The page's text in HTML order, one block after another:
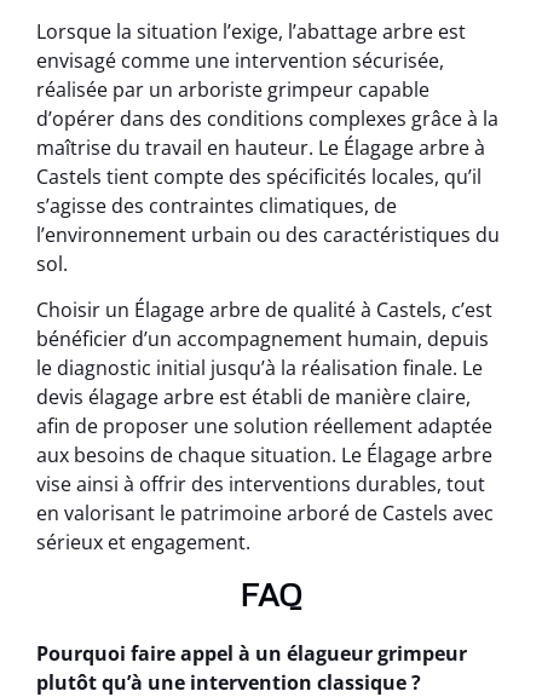
Lorsque la situation l’exige, l’abattage arbre est
envisagé comme une intervention sécurisée,
réalisée par un arboriste grimpeur capable
d’opérer dans des conditions complexes grâce à la
maîtrise du travail en hauteur. Le Élagage arbre à
Castels tient compte des spécificités locales, qu’il
s’agisse des contraintes climatiques, de
l’environnement urbain ou des caractéristiques du
sol.
Choisir un Élagage arbre de qualité à Castels, c’est
bénéficier d’un accompagnement humain, depuis
le diagnostic initial jusqu’à la réalisation finale. Le
devis élagage arbre est établi de manière claire,
afin de proposer une solution réellement adaptée
aux besoins de chaque situation. Le Élagage arbre
vise ainsi à offrir des interventions durables, tout
en valorisant le patrimoine arboré de Castels avec
sérieux et engagement.
FAQ
Pourquoi faire appel à un élagueur grimpeur
plutôt qu’à une intervention classique ?